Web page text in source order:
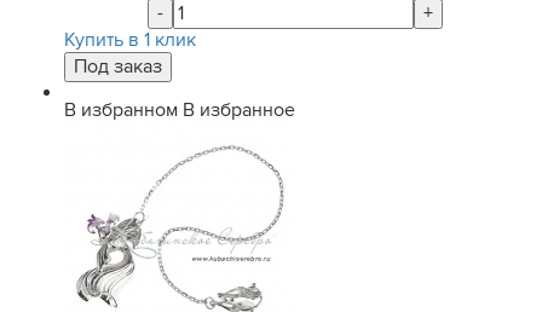
-
+
Купить в 1 клик
В избранном В избранное